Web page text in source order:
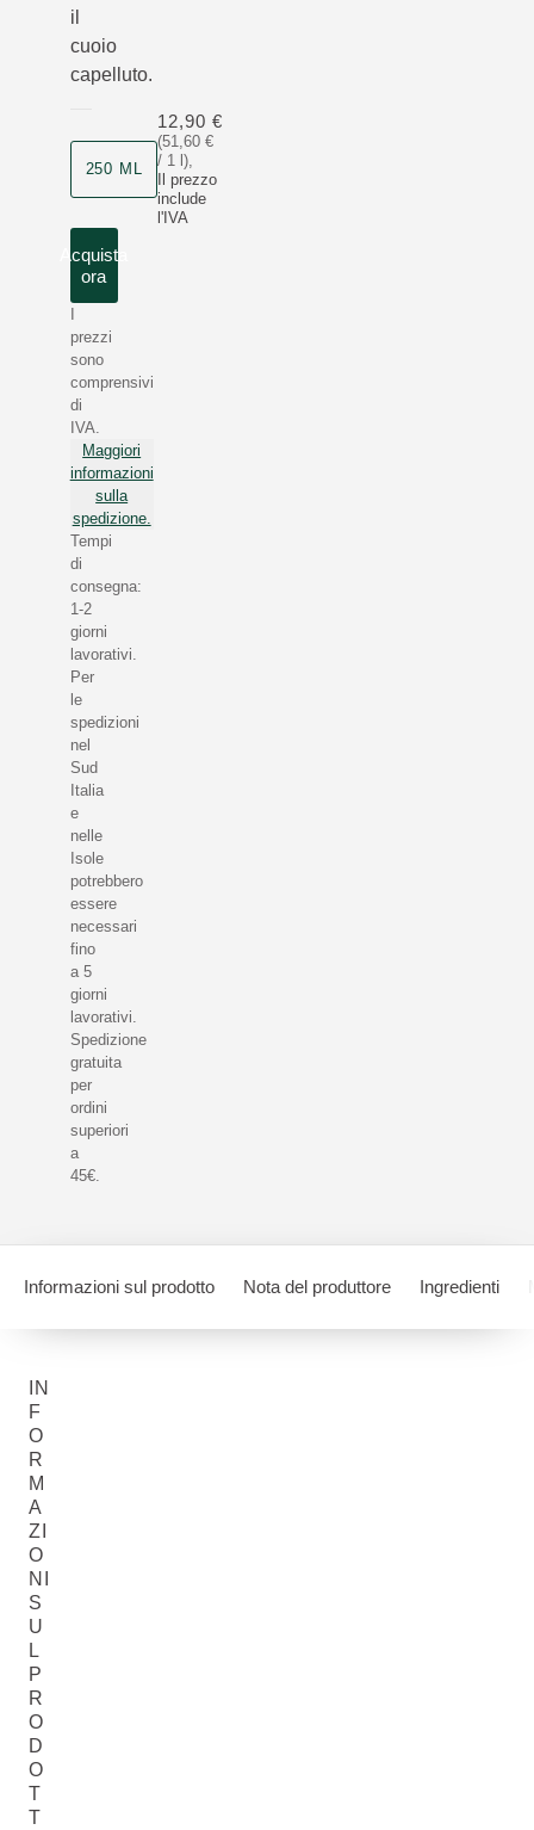
il
cuoio
capelluto.
250 ML
(51,60 €
/ 1 l),
Il prezzo
include
l'IVA
12,90 €
Acquista
ora
prezzi
sono
comprensivi
di
IVA.
Maggiori
informazioni
sulla
spedizione.
Tempi
di
consegna:
1-2
giorni
lavorativi.
Per
le
spedizioni
nel
Sud
Italia
e
nelle
Isole
potrebbero
essere
necessari
fino
a 5
giorni
lavorativi.
Spedizione
gratuita
per
ordini
superiori
a
45€.
Informazioni sul prodotto Nota del produttore Ingredienti
IN
F
O
R
M
A
ZI
O
NI
S
U
L
P
R
O
D
O
T
T